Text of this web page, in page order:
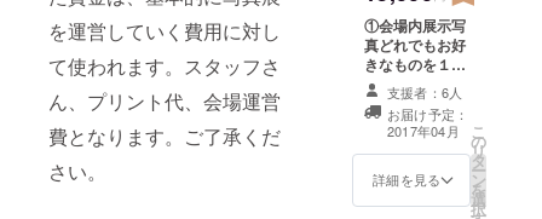
を運営していく費用に対し
て使われます。スタッフさ
ん、プリント代、会場運営
費となります。ご了承くだ
さい。
る。
生徒は、
1000名を超
え、特に機
械が苦手な
女性に人気
在も講座進
※複数口
頼んで
頂いて
も同じ
写真の
お届け
となり
ます ※
台紙、
額など
①会場内展示写
真どれでもお好
きなものを１点
プレゼント ※来
場できない場合
は、大きさやテ
イストなどこち
らである程度ご
希望を伺った上
支援者：6人
お届け予定：
2017年04月
詳細を見る
こ
の
リ
タ
ー
ン
を
選
択